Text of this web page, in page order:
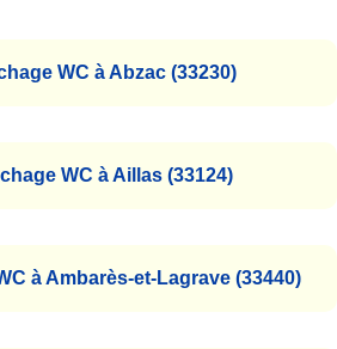
WC à Abzac (33230)
WC à Aillas (33124)
à Ambarès-et-Lagrave (33440)